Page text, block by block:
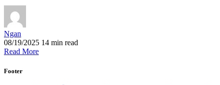
Ngan
08/19/2025 14 min read
Read More
Footer